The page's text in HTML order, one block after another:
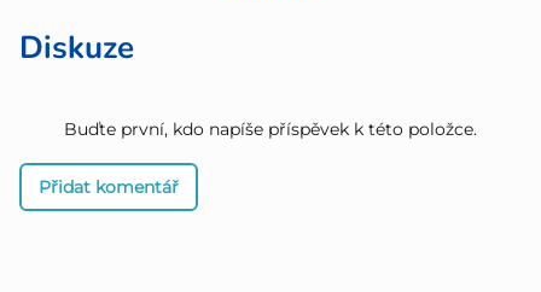
Diskuze
Buďte první, kdo napíše příspěvek k této položce.
Přidat komentář